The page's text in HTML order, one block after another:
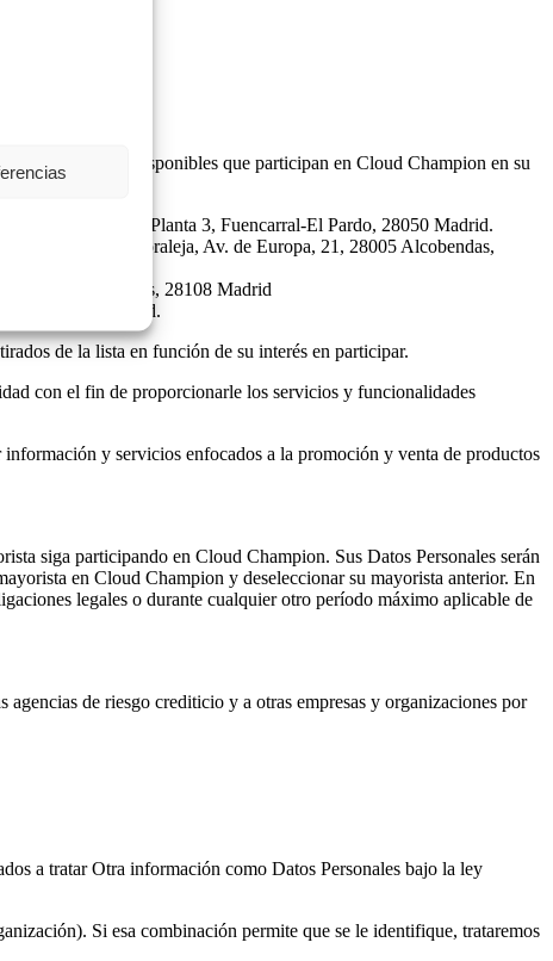
de mayoristas disponibles que participan en Cloud Champion en su
6, Edificio A. Planta 3, Fuencarral-El Pardo, 28050 Madrid.
La Moraleja, Av. de Europa, 21, 28005 Alcobendas,
B 1, Alcobendas, 28108 Madrid
Madrid.
de la lista en función de su interés en participar.
con el fin de proporcionarle los servicios y funcionalidades
y servicios enfocados a la promoción y venta de productos
siga participando en Cloud Champion. Sus Datos Personales serán
en Cloud Champion y deseleccionar su mayorista anterior. En
legales o durante cualquier otro período máximo aplicable de
de riesgo crediticio y a otras empresas y organizaciones por
a tratar Otra información como Datos Personales bajo la ley
Si esa combinación permite que se le identifique, trataremos